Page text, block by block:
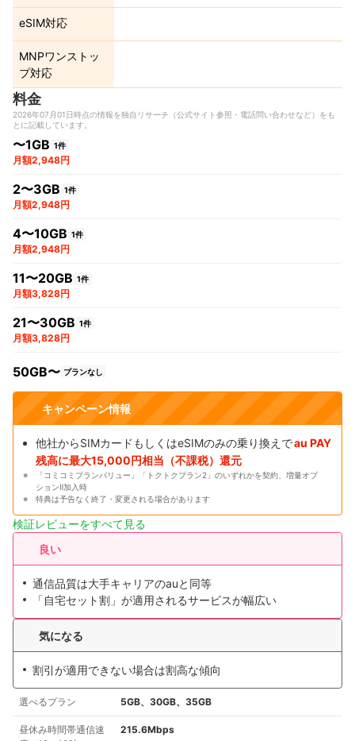
eSIM対応
MNPワンストッ
プ対応
料金
2026年07月01日時点の情報を独自リサーチ（公式サイト参照・電話問い合わせなど）をも
とに記載しています。
〜1GB 1件
月額2,948円
2〜3GB 1件
月額2,948円
4〜10GB 1件
月額2,948円
11〜20GB 1件
月額3,828円
21〜30GB 1件
月額3,828円
50GB〜 プランなし
キャンペーン情報
他社からSIMカードもしくはeSIMのみの乗り換えでau PAY
残高に最大15,000円相当（不課税）還元
「コミコミプランバリュー」「トクトクプラン2」のいずれかを契約、増量オプ
ションⅡ加入時
特典は予告なく終了・変更される場合があります
検証レビューをすべて見る
良い
通信品質は大手キャリアのauと同等
「自宅セット割」が適用されるサービスが幅広い
気になる
割引が適用できない場合は割高な傾向
選べるプラン 5GB、30GB、35GB
昼休み時間帯通信速
215.6Mbps